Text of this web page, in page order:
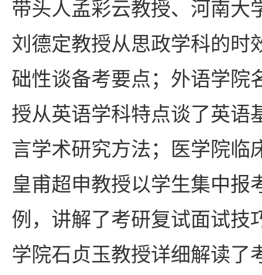
带头人孟彩云教授、河南大
刘德定教授从思政学科的时
础性谈备考要点；外语学院
授从英语学科特点谈了英语
言学术研究方法；医学院临
皇甫超申教授以学生集中报
例，讲解了考研复试面试技
学院石贞玉教授详细解读